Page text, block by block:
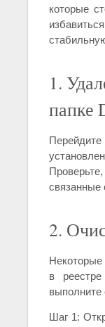
которые
1.
папке
связанные
2.
Некоторые
в
Шаг 1: